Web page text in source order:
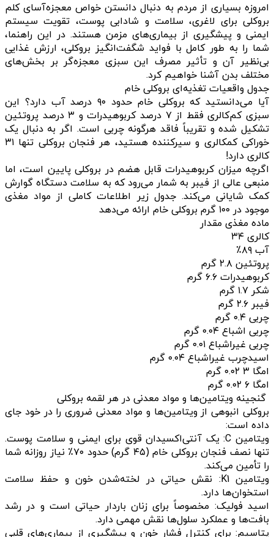
امروزه بسیاری از مردم به دنبال دانستن خواص معجزه‌آسای کلم
بروکلی برای لاغری، سلامت و شادابی پوست، تقویت سیستم
ایمنی و پیشگیری از بیماری‌های مزمن هستند. در این راهنما،
شما را به طور کامل با فواید شگفت‌انگیز بروکلی، ارزش غذایی
بی‌نظیر آن و تأثیر مصرف این سبزی معجزه‌گر بر بخش‌های
مختلف بدن آشنا خواهیم کرد.
جدول واقعیات تغذیه‌ای بروکلی خام
آیا می‌دانستید که بروکلی خام حدود ۹۰ درصد آب دارد؟ این
سبزی کم‌کالری فقط از ۷ درصد کربوهیدرات و ۳ درصد پروتئین
تشکیل شده و تقریباً فاقد هرگونه چربی است. اگر به دنبال یک
خوراکی کمکالری و سیرکننده هستید، هر فنجان بروکلی تنها ۳۱
کالری دارد!
اگرچه میزان کربوهیدرات قابل هضم در بروکلی پایین است، اما
منبعی عالی از فیبر به شمار می‌رود که به سلامت دستگاه گوارش
کمک شایانی می‌کند. جدول زیر اطلاعات کاملی از مواد مغذی
موجود در ۱۰۰ گرم بروکلی خام ارائه می‌دهد
ماده مغذی مقدار
کالری ۳۴
آب ۸۹٪
پروتئین ۲.۸ گرم
کربوهیدرات ۶.۶ گرم
شکر ۱.۷ گرم
فیبر ۲.۶ گرم
چربی ۰.۴ گرم
چربی اشباع ۰.۰۴ گرم
چربی غیراشباع ۰.۰۱ گرم
اسیدچرب غیراشباع ۰.۰۴ گرم
امگا ۳ ۰.۰۲ گرم
امگا ۶ ۰.۰۲ گرم
گنجینه ویتامین‌ها و مواد معدنی در هر لقمه بروکلی
بروکلی انبوهی از ویتامین‌ها و مواد معدنی ضروری را در خود جای
داده است:
ویتامین C: یک آنتی‌اکسیدان قوی برای ایمنی و سلامت پوست.
تنها نصف فنجان بروکلی خام (۴۵ گرم) حدود ۷۰٪ نیاز روزانه شما
را تأمین می‌کند.
ویتامین K1: نقش حیاتی در لخته‌شدن خون و حفظ سلامت
استخوان‌ها دارد.
اسید فولیک: مخصوصاً برای زنان باردار حیاتی است و در رشد
بافت‌ها و عملکرد سلول‌ها نقش مهمی دارد.
پتاسیم: برای کنترل فشار خون و پیشگیری از بیماری‌های قلبی